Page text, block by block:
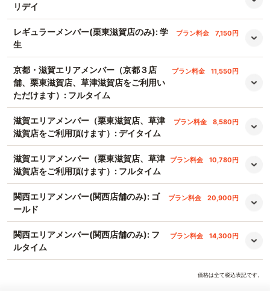
リデイ
レギュラーメンバー(栗東滋賀店のみ): 学
生
プラン料金 7,150円
京都・滋賀エリアメンバー（京都３店
舗、栗東滋賀店、草津滋賀店をご利用い
ただけます）: フルタイム
プラン料金 11,550円
滋賀エリアメンバー（栗東滋賀店、草津
滋賀店をご利用頂けます）: デイタイム
プラン料金 8,580円
滋賀エリアメンバー（栗東滋賀店、草津
滋賀店をご利用頂けます）: フルタイム
プラン料金 10,780円
関西エリアメンバー(関西店舗のみ): ゴ
ールド
プラン料金 20,900円
関西エリアメンバー(関西店舗のみ): フ
ルタイム
プラン料金 14,300円
価格は全て税込表記です。